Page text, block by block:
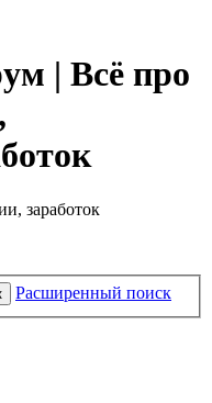
| Всё про
заработок
Расширенный поиск